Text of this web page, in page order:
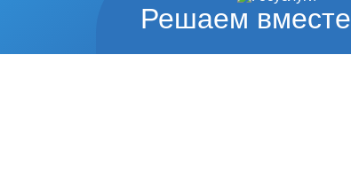
Решаем вместе